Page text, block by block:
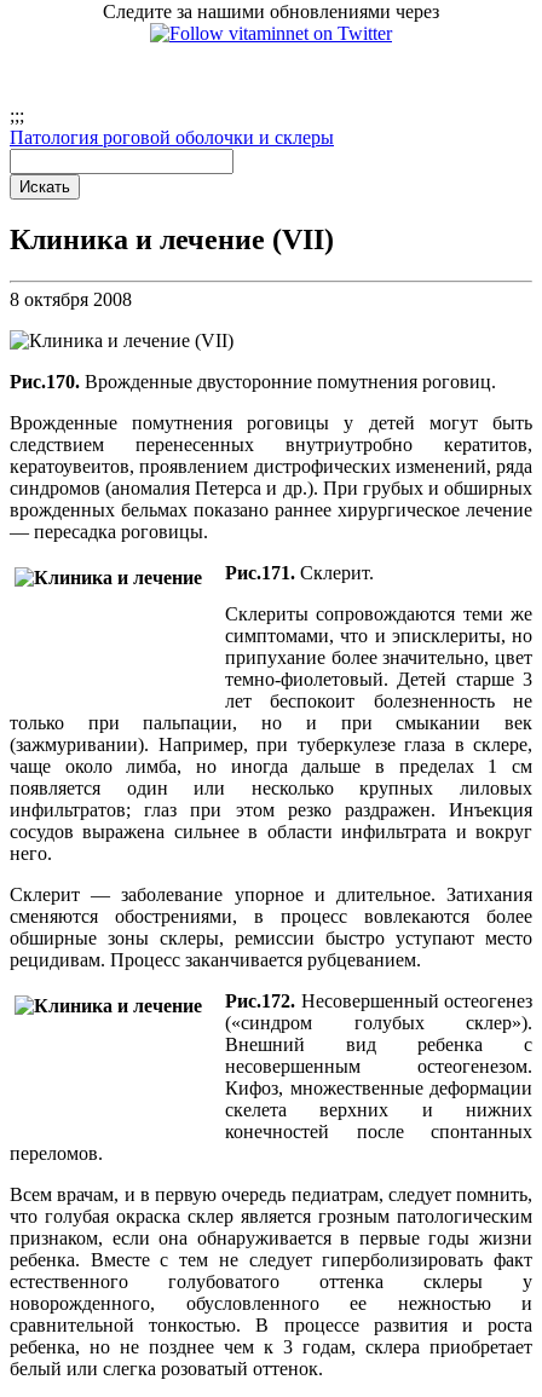
Следите за нашими обновлениями через
;;;
Патология роговой оболочки и склеры
Клиника и лечение (VII)
8 октября 2008
Рис.170. Врожденные двусторонние помутнения роговиц.
Врожденные помутнения роговицы у детей могут быть
следствием перенесенных внутриутробно кератитов,
кератоувеитов, проявлением дистрофических изменений, ряда
синдромов (аномалия Петерса и др.). При грубых и обширных
врожденных бельмах показано раннее хирургическое лечение
— пересадка роговицы.
Рис.171. Склерит.
Склериты сопровождаются теми же
симптомами, что и эписклериты, но
припухание более значительно, цвет
темно-фиолетовый. Детей старше 3
лет беспокоит болезненность не
только при пальпации, но и при смыкании век
(зажмуривании). Например, при туберкулезе глаза в склере,
чаще около лимба, но иногда дальше в пределах 1 см
появляется один или несколько крупных лиловых
инфильтратов; глаз при этом резко раздражен. Инъекция
сосудов выражена сильнее в области инфильтрата и вокруг
него.
Склерит — заболевание упорное и длительное. Затихания
сменяются обострениями, в процесс вовлекаются более
обширные зоны склеры, ремиссии быстро уступают место
рецидивам. Процесс заканчивается рубцеванием.
Рис.172. Несовершенный остеогенез
(«синдром голубых склер»).
Внешний вид ребенка с
несовершенным остеогенезом.
Кифоз, множественные деформации
скелета верхних и нижних
конечностей после спонтанных
переломов.
Всем врачам, и в первую очередь педиатрам, следует помнить,
что голубая окраска склер является грозным патологическим
признаком, если она обнаруживается в первые годы жизни
ребенка. Вместе с тем не следует гиперболизировать факт
естественного голубоватого оттенка склеры у
новорожденного, обусловленного ее нежностью и
сравнительной тонкостью. В процессе развития и роста
ребенка, но не позднее чем к 3 годам, склера приобретает
белый или слегка розоватый оттенок.